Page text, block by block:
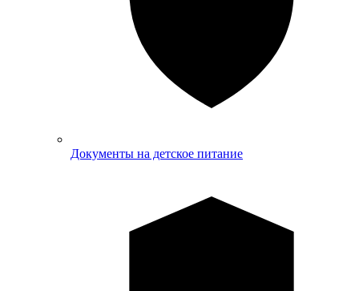
Документы на детское питание